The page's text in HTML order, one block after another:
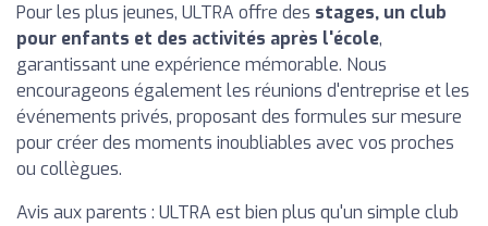
Pour les plus jeunes, ULTRA offre des stages, un club
pour enfants et des activités après l'école,
garantissant une expérience mémorable. Nous
encourageons également les réunions d'entreprise et les
événements privés, proposant des formules sur mesure
pour créer des moments inoubliables avec vos proches
ou collègues.
Avis aux parents : ULTRA est bien plus qu'un simple club